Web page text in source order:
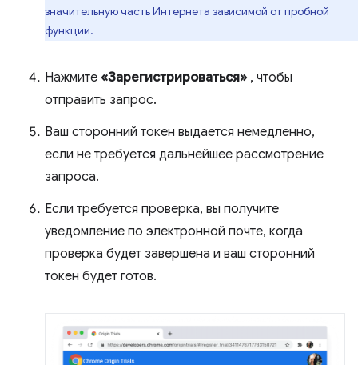
значительную часть Интернета зависимой от пробной
функции.
Нажмите «Зарегистрироваться» , чтобы
отправить запрос.
Ваш сторонний токен выдается немедленно,
если не требуется дальнейшее рассмотрение
запроса.
Если требуется проверка, вы получите
уведомление по электронной почте, когда
проверка будет завершена и ваш сторонний
токен будет готов.